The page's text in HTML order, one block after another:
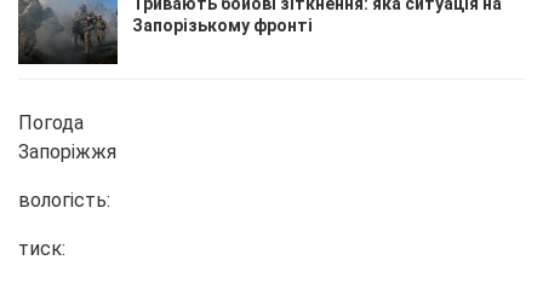
Запорізькому фронті
Погода
Запоріжжя
вологість:
тиск: